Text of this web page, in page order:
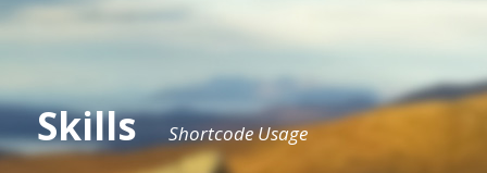
Skills Shortcode Usage